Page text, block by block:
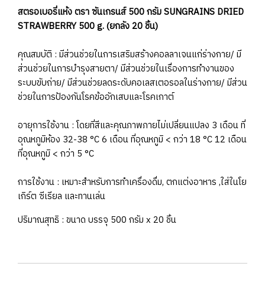
สตรอเบอรี่แห้ง ตรา ซันเกรนส์ 500 กรัม SUNGRAINS DRIED
STRAWBERRY 500 g. (ยกลัง 20 ชิ้น)
คุณสมบัติ : มีส่วนช่วยในการเสริมสร้างคอลลาเจนแก่ร่างกาย/ มี
ส่วนช่วยในการบำรุงสายตา/ มีส่วนช่วยในเรื่องการทำงานของ
ระบบขับถ่าย/ มีส่วนช่วยลดระดับคอเลสเตอรอลในร่างกาย/ มีส่วน
ช่วยในการป้องกันโรคข้ออักเสบและโรคเกาต์
อายุการใช้งาน : โดยที่สีและคุณภาพภายไม่เปลี่ยนแปลง 3 เดือน ที่
อุณหภูมิห้อง 32-38 °C 6 เดือน ที่อุณหภูมิ < กว่า 18 °C 12 เดือน
ที่อุณหภูมิ < กว่า 5 °C
การใช้งาน : เหมาะสำหรับการทำเครื่องดื่ม, ตกแต่งอาหาร ,ใส่ในโย
เกิร์ต ซีเรียล และทานเล่น
ปริมาณสุทธิ : ขนาด บรรจุ 500 กรัม x 20 ชิ้น